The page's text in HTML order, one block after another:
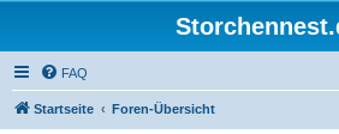
FAQ
Startseite Foren-Übersicht